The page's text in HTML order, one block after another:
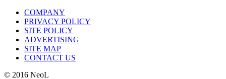
COMPANY
PRIVACY POLICY
SITE POLICY
ADVERTISING
SITE MAP
CONTACT US
© 2016 NeoL